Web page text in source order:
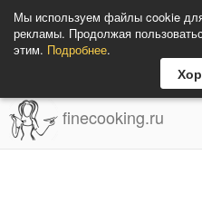
Мы используем файлы cookie
рекламы. Продолжая
этим. Подробнее.
finecooking.ru